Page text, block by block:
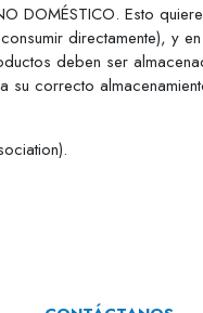
DOMÉSTICO. Esto
directamente), y
deben ser
correcto